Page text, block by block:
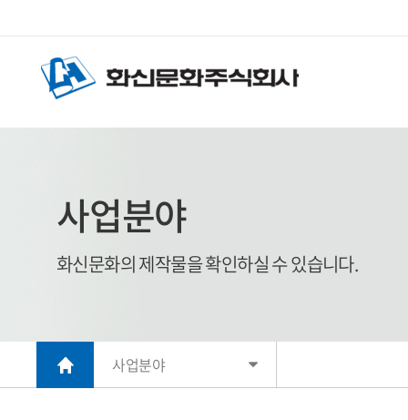
사업분야
화신문화의 제작물을 확인하실 수 있습니다.
사업분야